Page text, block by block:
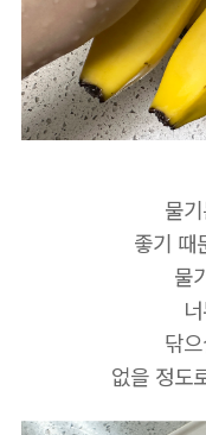
물
좋기 때
물
닦
없을 정도